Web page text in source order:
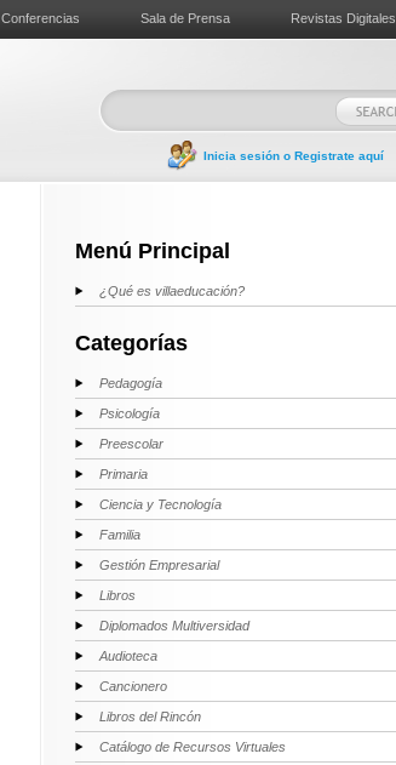
Conferencias Sala de Prensa Revistas Digitales
Inicia sesión o Registrate aquí
Menú Principal
¿Qué es villaeducación?
Categorías
Pedagogía
Psicología
Preescolar
Primaria
Ciencia y Tecnología
Familia
Gestión Empresarial
Libros
Diplomados Multiversidad
Audioteca
Cancionero
Libros del Rincón
Catálogo de Recursos Virtuales